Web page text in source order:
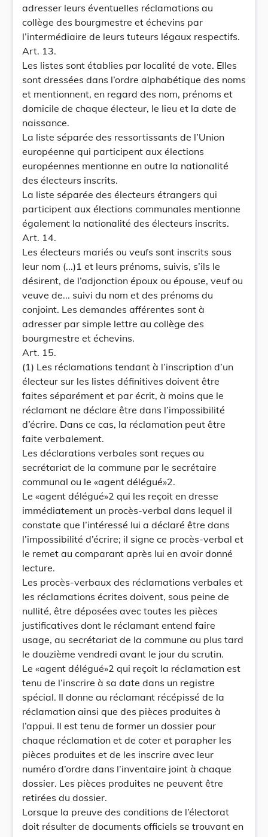
adresser leurs éventuelles réclamations au
collège des bourgmestre et échevins par
l’intermédiaire de leurs tuteurs légaux respectifs.
Art. 13.
Les listes sont établies par localité de vote. Elles
sont dressées dans l’ordre alphabétique des noms
et mentionnent, en regard des nom, prénoms et
domicile de chaque électeur, le lieu et la date de
naissance.
La liste séparée des ressortissants de l’Union
européenne qui participent aux élections
européennes mentionne en outre la nationalité
des électeurs inscrits.
La liste séparée des électeurs étrangers qui
participent aux élections communales mentionne
également la nationalité des électeurs inscrits.
Art. 14.
Les électeurs mariés ou veufs sont inscrits sous
leur nom (...)1 et leurs prénoms, suivis, s’ils le
désirent, de l’adjonction époux ou épouse, veuf ou
veuve de... suivi du nom et des prénoms du
conjoint. Les demandes afférentes sont à
adresser par simple lettre au collège des
bourgmestre et échevins.
Art. 15.
(1) Les réclamations tendant à l’inscription d’un
électeur sur les listes définitives doivent être
faites séparément et par écrit, à moins que le
réclamant ne déclare être dans l’impossibilité
d’écrire. Dans ce cas, la réclamation peut être
faite verbalement.
Les déclarations verbales sont reçues au
secrétariat de la commune par le secrétaire
communal ou le «agent délégué»2.
Le «agent délégué»2 qui les reçoit en dresse
immédiatement un procès-verbal dans lequel il
constate que l’intéressé lui a déclaré être dans
l’impossibilité d’écrire; il signe ce procès-verbal et
le remet au comparant après lui en avoir donné
lecture.
Les procès-verbaux des réclamations verbales et
les réclamations écrites doivent, sous peine de
nullité, être déposées avec toutes les pièces
justificatives dont le réclamant entend faire
usage, au secrétariat de la commune au plus tard
le douzième vendredi avant le jour du scrutin.
Le «agent délégué»2 qui reçoit la réclamation est
tenu de l’inscrire à sa date dans un registre
spécial. Il donne au réclamant récépissé de la
réclamation ainsi que des pièces produites à
l’appui. Il est tenu de former un dossier pour
chaque réclamation et de coter et parapher les
pièces produites et de les inscrire avec leur
numéro d’ordre dans l’inventaire joint à chaque
dossier. Les pièces produites ne peuvent être
retirées du dossier.
Lorsque la preuve des conditions de l’électorat
doit résulter de documents officiels se trouvant en